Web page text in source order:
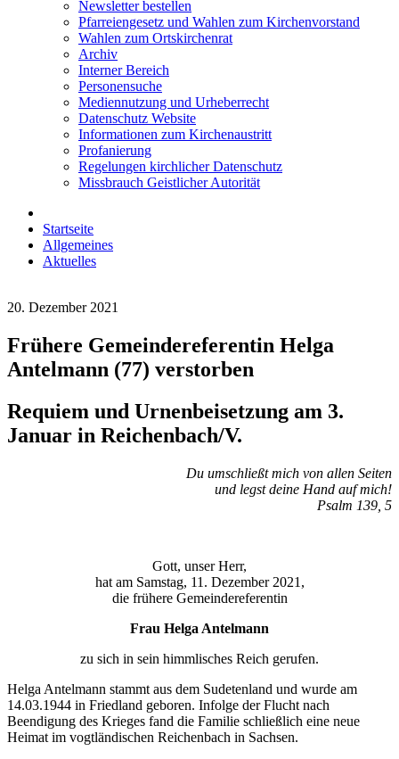
Newsletter bestellen
Pfarreiengesetz und Wahlen zum Kirchenvorstand
Wahlen zum Ortskirchenrat
Archiv
Interner Bereich
Personensuche
Mediennutzung und Urheberrecht
Datenschutz Website
Informationen zum Kirchenaustritt
Profanierung
Regelungen kirchlicher Datenschutz
Missbrauch Geistlicher Autorität
Startseite
Allgemeines
Aktuelles
20. Dezember 2021
Frühere Gemeindereferentin Helga
Antelmann (77) verstorben
Requiem und Urnenbeisetzung am 3.
Januar in Reichenbach/V.
Du umschließt mich von allen Seiten
und legst deine Hand auf mich!
Psalm 139, 5
Gott, unser Herr,
hat am Samstag, 11. Dezember 2021,
die frühere Gemeindereferentin
Frau Helga Antelmann
zu sich in sein himmlisches Reich gerufen.
Helga Antelmann stammt aus dem Sudetenland und wurde am
14.03.1944 in Friedland geboren. Infolge der Flucht nach
Beendigung des Krieges fand die Familie schließlich eine neue
Heimat im vogtländischen Reichenbach in Sachsen.